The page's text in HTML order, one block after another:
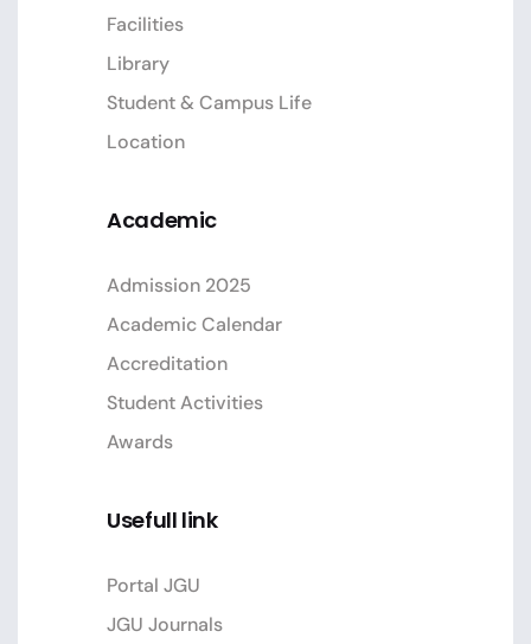
Facilities
Library
Student & Campus Life
Location
Academic
Admission 2025
Academic Calendar
Accreditation
Student Activities
Awards
Usefull link
Portal JGU
JGU Journals